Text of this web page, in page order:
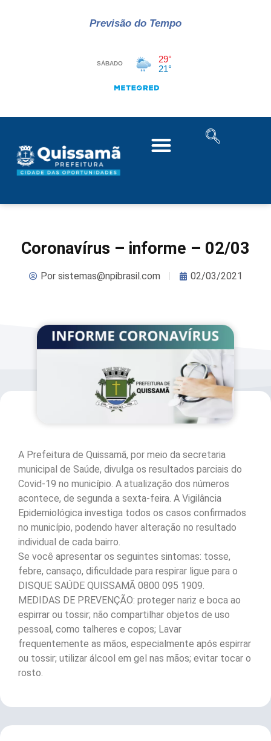
Previsão do Tempo
Coronavírus – informe – 02/03
Porsistemas@npibrasil.com 02/03/2021
A Prefeitura de Quissamã, por meio da secretaria
municipal de Saúde, divulga os resultados parciais do
Covid-19 no município. A atualização dos números
acontece, de segunda a sexta-feira. A Vigilância
Epidemiológica investiga todos os casos confirmados
no município, podendo haver alteração no resultado
individual de cada bairro.
Se você apresentar os seguintes sintomas: tosse,
febre, cansaço, dificuldade para respirar ligue para o
DISQUE SAÚDE QUISSAMÃ 0800 095 1909.
MEDIDAS DE PREVENÇÃO: proteger nariz e boca ao
espirrar ou tossir; não compartilhar objetos de uso
pessoal, como talheres e copos; Lavar
frequentemente as mãos, especialmente após espirrar
ou tossir; utilizar álcool em gel nas mãos; evitar tocar o
rosto.